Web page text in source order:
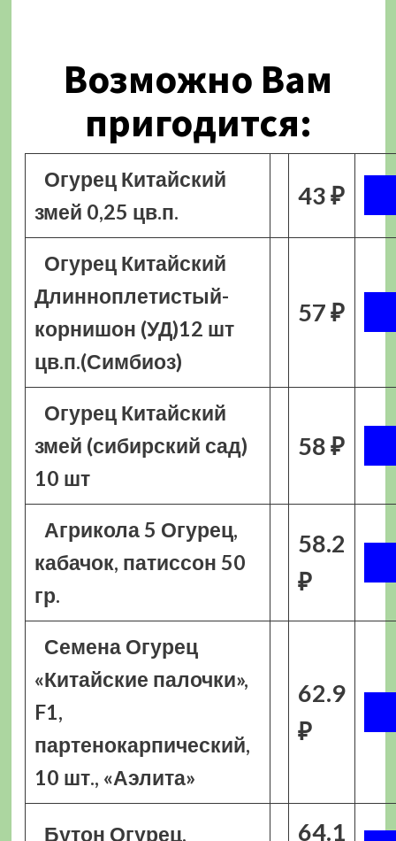
Возможно Вам
пригодится:
Огурец Китайский
змей 0,25 цв.п.
43 ₽
Огурец Китайский
Длинноплетистый-
корнишон (УД)12 шт
цв.п.(Симбиоз)
57 ₽
Огурец Китайский
змей (сибирский сад)
10 шт
58 ₽
Агрикола 5 Огурец,
кабачок, патиссон 50
гр.
58.2
₽
Семена Огурец
«Китайские палочки»,
F1,
партенокарпический,
10 шт., «Аэлита»
62.9
₽
Бутон Огурец, 64.1